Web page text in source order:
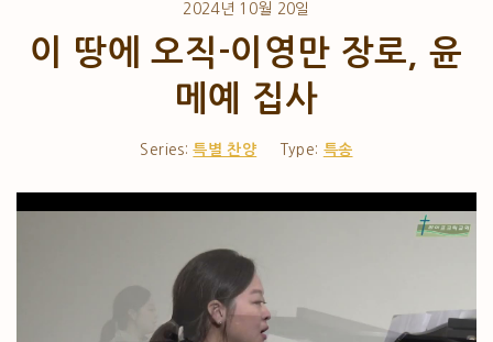
2024년 10월 20일
이 땅에 오직-이영만 장로, 윤
메예 집사
Series: 특별 찬양 Type: 특송